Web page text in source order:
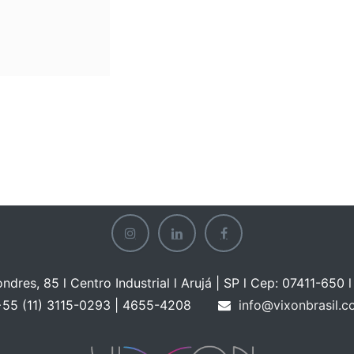
85 l Centro Industrial l Arujá | SP l Cep: 07411-650 l
(11) 3115-0293 | 4655-4208